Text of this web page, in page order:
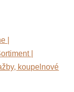
|
|
koupelnové